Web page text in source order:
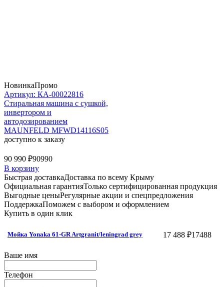
НовинкаПромо
Артикул: КА-00022816
Стиральная машина c сушкой,
инвертором и
автодозированием
MAUNFELD MFWD14116S05
доступно к заказу
90 990 ₽90990
В корзину
Быстрая доставкаДоставка по всему Крыму
Официальная гарантияТолько сертифицированная продукция
Выгодные ценыРегулярные акции и спецпредложения
ПоддержкаПоможем с выбором и оформлением
Купить в один клик
Мойка Yonaka 61-GR Artgranit/leningrad grey 17 488 ₽17488
Ваше имя
Телефон